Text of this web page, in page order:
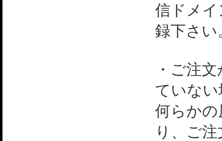
信ドメ
録下さい
・ご注
ていない
何らか
り、ご